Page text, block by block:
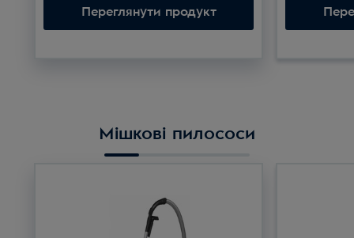
Переглянути продукт
Мішкові пилососи